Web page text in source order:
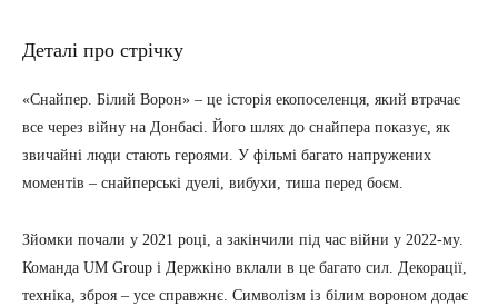
Деталі про стрічку
«Снайпер. Білий Ворон» – це історія екопоселенця, який втрачає
все через війну на Донбасі. Його шлях до снайпера показує, як
звичайні люди стають героями. У фільмі багато напружених
моментів – снайперські дуелі, вибухи, тиша перед боєм.
Зйомки почали у 2021 році, а закінчили під час війни у 2022-му.
Команда UM Group і Держкіно вклали в це багато сил. Декорації,
техніка, зброя – усе справжнє. Символізм із білим вороном додає